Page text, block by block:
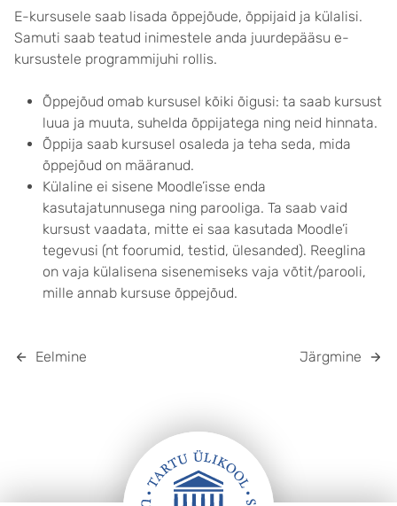
E-kursusele saab lisada õppejõude, õppijaid ja külalisi.
Samuti saab teatud inimestele anda juurdepääsu e-
kursustele programmijuhi rollis.
Õppejõud omab kursusel kõiki õigusi: ta saab kursust
luua ja muuta, suhelda õppijatega ning neid hinnata.
Õppija saab kursusel osaleda ja teha seda, mida
õppejõud on määranud.
Külaline ei sisene Moodle’isse enda
kasutajatunnusega ning parooliga. Ta saab vaid
kursust vaadata, mitte ei saa kasutada Moodle’i
tegevusi (nt foorumid, testid, ülesanded). Reeglina
on vaja külalisena sisenemiseks vaja võtit/parooli,
mille annab kursuse õppejõud.
Eelmine Järgmine